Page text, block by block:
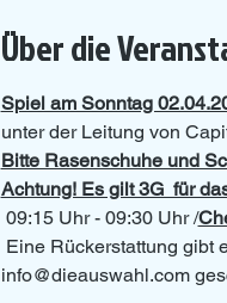
Über die
Spiel am Sonntag
unter der Leitung von
Bitte Rasenschuhe und
Achtung! Es gilt 3G  für
09:15 Uhr - 09:30 Uhr /
info@dieauswahl.com